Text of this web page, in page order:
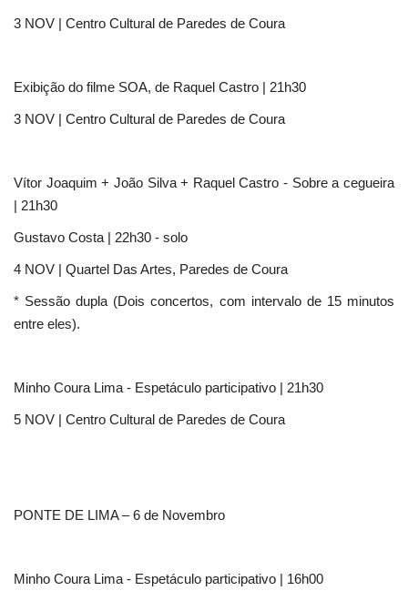
3 NOV | Centro Cultural de Paredes de Coura
Exibição do filme SOA, de Raquel Castro | 21h30
3 NOV | Centro Cultural de Paredes de Coura
Vítor Joaquim + João Silva + Raquel Castro - Sobre a cegueira
| 21h30
Gustavo Costa | 22h30 - solo
4 NOV | Quartel Das Artes, Paredes de Coura
* Sessão dupla (Dois concertos, com intervalo de 15 minutos
entre eles).
Minho Coura Lima - Espetáculo participativo | 21h30
5 NOV | Centro Cultural de Paredes de Coura
PONTE DE LIMA – 6 de Novembro
Minho Coura Lima - Espetáculo participativo | 16h00